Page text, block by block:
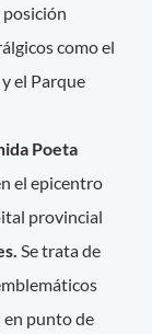
posición
como el
el Parque
Poeta
el epicentro
provincial
Se trata de
en punto de